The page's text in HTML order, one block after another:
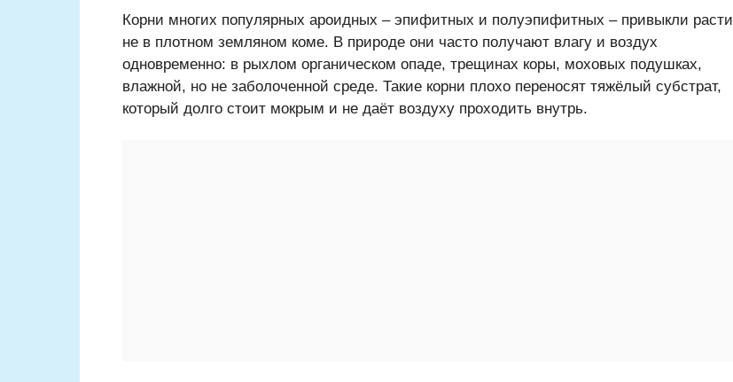
Корни многих популярных ароидных – эпифитных и полуэпифитных – привыкли расти
не в плотном земляном коме. В природе они часто получают влагу и воздух
одновременно: в рыхлом органическом опаде, трещинах коры, моховых подушках,
влажной, но не заболоченной среде. Такие корни плохо переносят тяжёлый субстрат,
который долго стоит мокрым и не даёт воздуху проходить внутрь.